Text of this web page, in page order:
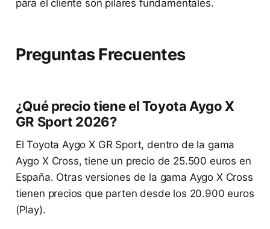
para el cliente son pilares fundamentales.
Preguntas Frecuentes
¿Qué precio tiene el Toyota Aygo X
GR Sport 2026?
El Toyota Aygo X GR Sport, dentro de la gama
Aygo X Cross, tiene un precio de 25.500 euros en
España. Otras versiones de la gama Aygo X Cross
tienen precios que parten desde los 20.900 euros
(Play).